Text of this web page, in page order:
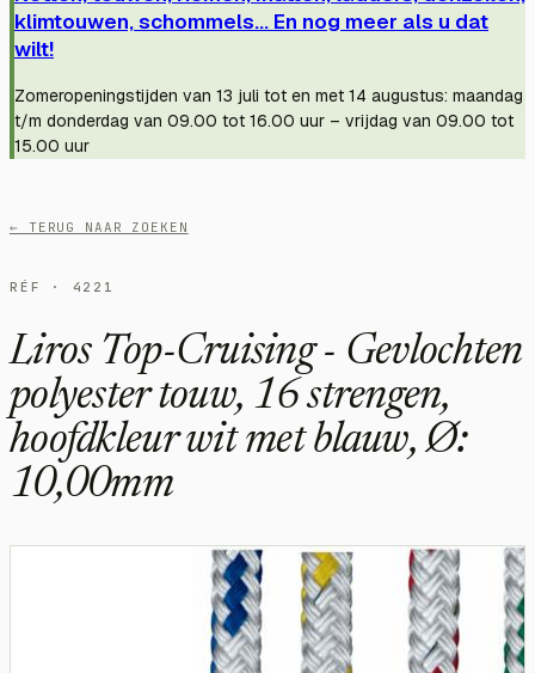
klimtouwen, schommels... En nog meer als u dat
wilt!
Zomeropeningstijden van 13 juli tot en met 14 augustus: maandag
t/m donderdag van 09.00 tot 16.00 uur – vrijdag van 09.00 tot
15.00 uur
← TERUG NAAR ZOEKEN
RÉF · 4221
Liros Top-Cruising - Gevlochten
polyester touw, 16 strengen,
hoofdkleur wit met blauw, Ø:
10,00mm